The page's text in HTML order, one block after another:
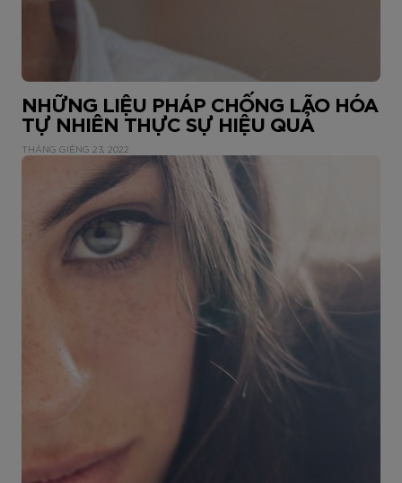
NHỮNG LIỆU PHÁP CHỐNG LÃO HÓA
TỰ NHIÊN THỰC SỰ HIỆU QUẢ
THÁNG GIÊNG 23, 2022